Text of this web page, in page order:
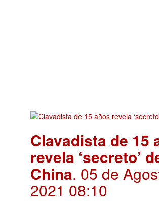
Clavadista de 15
revela ‘secreto’
China. 05 de
2021 08:10